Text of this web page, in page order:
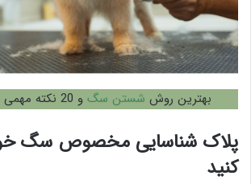
بهترین روش شستن سگ و 20 نکته مهمی که باید بدانید!
پلاک شناسایی مخصوص سگ
کنید